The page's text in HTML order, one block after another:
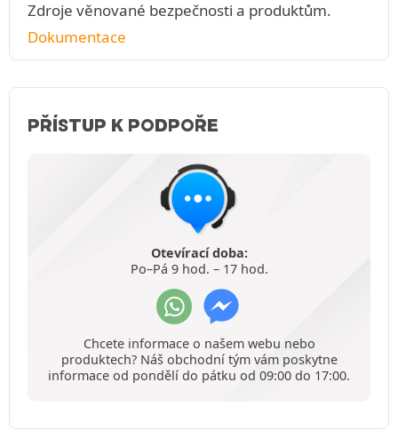
Zdroje věnované bezpečnosti a produktům.
Dokumentace
PŘÍSTUP K PODPOŘE
Otevírací doba:
Po–Pá 9 hod. – 17 hod.
Chcete informace o našem webu nebo
produktech? Náš obchodní tým vám poskytne
informace od pondělí do pátku od 09:00 do 17:00.